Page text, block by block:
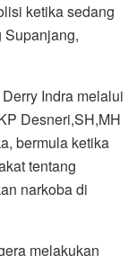
ketika sedang
Supanjang,
Indra melalui
Desneri,SH,MH
bermula ketika
tentang
narkoba di
melakukan